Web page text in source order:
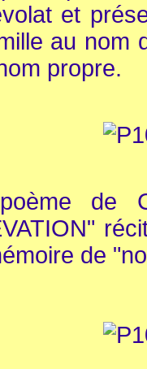
et
au nom
propre.
de
de